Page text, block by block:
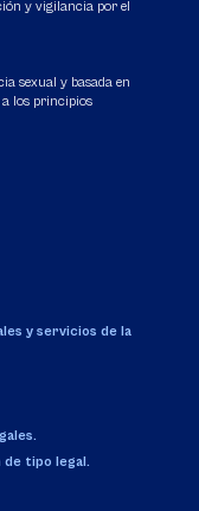
y vigilancia por el
sexual y basada en
los principios
y servicios de la
de tipo legal.